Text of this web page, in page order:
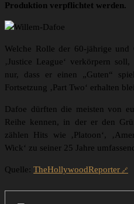
Produktion verpflichtet werden.
Welche Rolle der 60-jährige und
‚Justice League‘ verkörpern
nur, dass er einen „Guten“
Fortsetzung ‚Part Two‘ erhalten
Dafoe dürften die meisten von
Reihe kennen, in der er den
zählen Hits wie ‚Platoon‘,
Wick‘ zu seiner 25 Jahre
Quelle: TheHollywoodReporter